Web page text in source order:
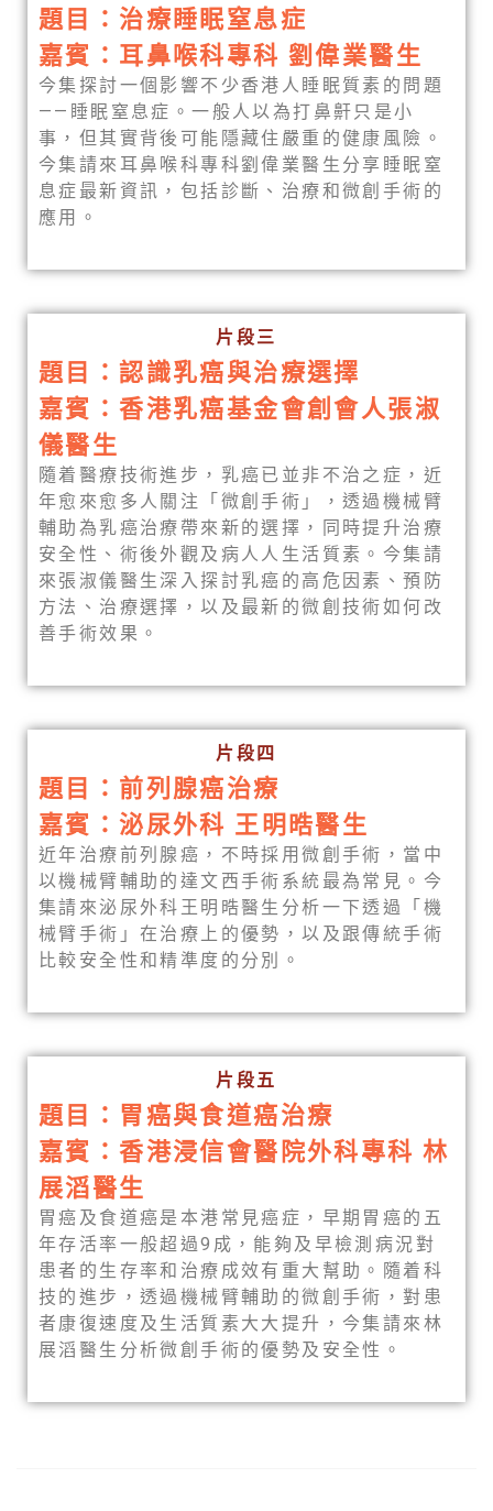
題目：治療睡眠窒息症
嘉賓：耳鼻喉科專科 劉偉業醫生
今集探討一個影響不少香港人睡眠質素的問題
——睡眠窒息症。一般人以為打鼻鼾只是小
事，但其實背後可能隱藏住嚴重的健康風險。
今集請來耳鼻喉科專科劉偉業醫生分享睡眠窒
息症最新資訊，包括診斷、治療和微創手術的
應用。
片段三
題目：認識乳癌與治療選擇
嘉賓：香港乳癌基金會創會人張淑
儀醫生
隨着醫療技術進步，乳癌已並非不治之症，近
年愈來愈多人關注「微創手術」，透過機械臂
輔助為乳癌治療帶來新的選擇，同時提升治療
安全性、術後外觀及病人人生活質素。今集請
來張淑儀醫生深入探討乳癌的高危因素、預防
方法、治療選擇，以及最新的微創技術如何改
善手術效果。
片段四
題目：前列腺癌治療
嘉賓：泌尿外科 王明晧醫生
近年治療前列腺癌，不時採用微創手術，當中
以機械臂輔助的達文西手術系統最為常見。今
集請來泌尿外科王明晧醫生分析一下透過「機
械臂手術」在治療上的優勢，以及跟傳統手術
比較安全性和精準度的分別。
片段五
題目：胃癌與食道癌治療
嘉賓：香港浸信會醫院外科專科 林
展滔醫生
胃癌及食道癌是本港常見癌症，早期胃癌的五
年存活率一般超過9成，能夠及早檢測病況對
患者的生存率和治療成效有重大幫助。隨着科
技的進步，透過機械臂輔助的微創手術，對患
者康復速度及生活質素大大提升，今集請來林
展滔醫生分析微創手術的優勢及安全性。